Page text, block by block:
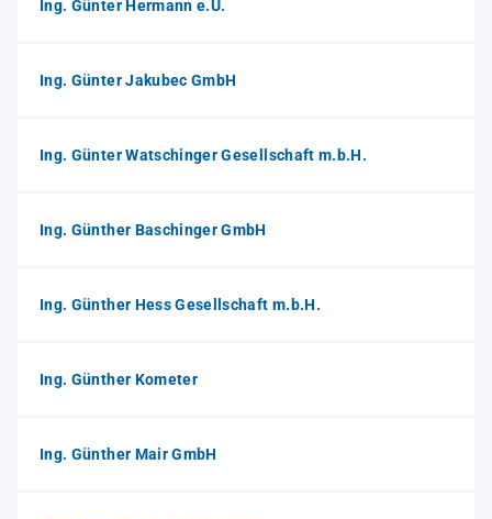
Ing. Günter Hermann e.U.
Ing. Günter Jakubec GmbH
Ing. Günter Watschinger Gesellschaft m.b.H.
Ing. Günther Baschinger GmbH
Ing. Günther Hess Gesellschaft m.b.H.
Ing. Günther Kometer
Ing. Günther Mair GmbH